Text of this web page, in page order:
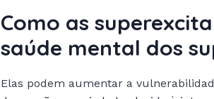
Como as
saúde mental dos
Elas podem aumentar a